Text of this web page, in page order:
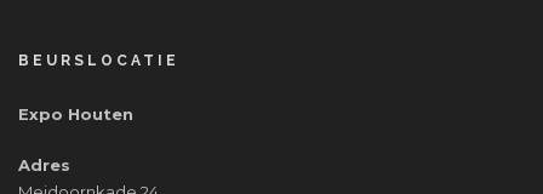
BEURSLOCATIE
Expo Houten
Adres